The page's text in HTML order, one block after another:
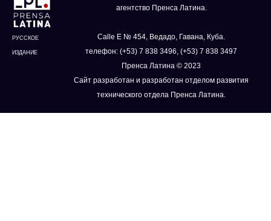
РУССКОЕ
ИЗДАНИЕ
агентство Пренса Латина.
Calle E № 454, Ведадо, Гавана, Куба.
телефон: (+53) 7 838 3496, (+53) 7 838 3497
Пренса Латина © 2023
Сайт разработан и разработан отделом развития
технического отдела Пренса Латина.